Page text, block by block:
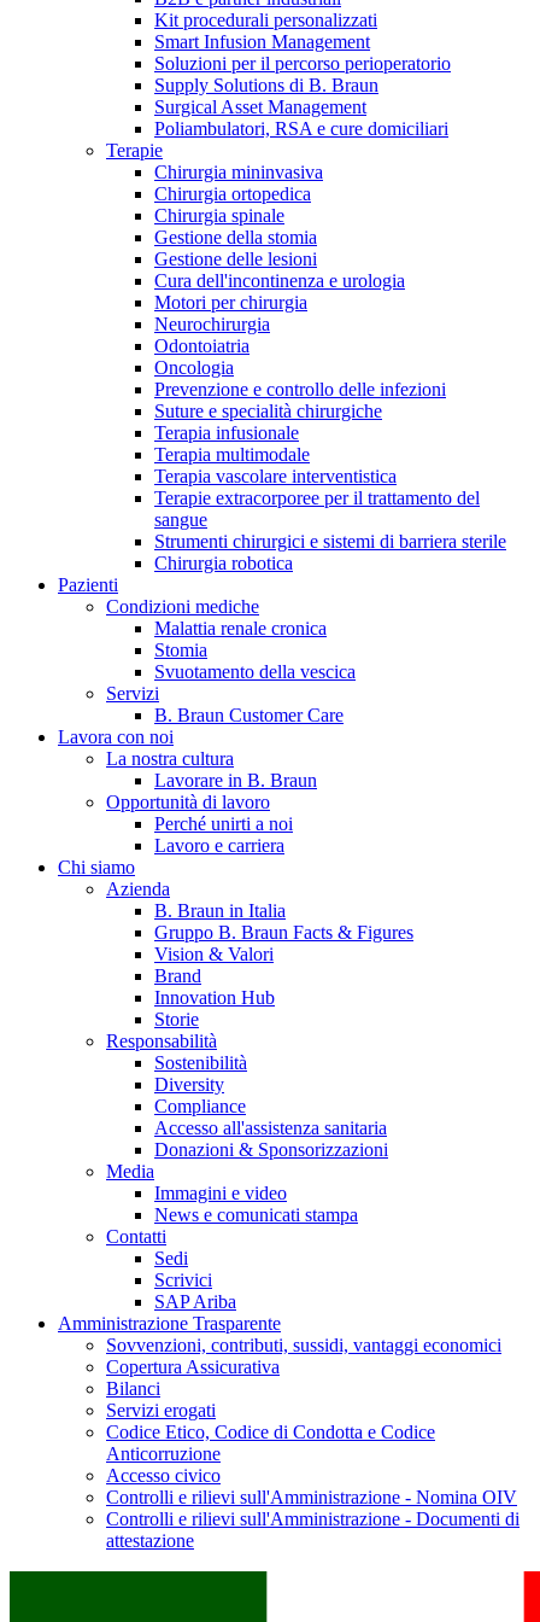
Catalogo prodotti
Trova il prodotto che stai cercando. Visita il catalogo B.
Braun con il nostro portfolio completo.
Hai domande o richieste? Scrivici per entrare subito in
contatto con un nostro referente.
B. Braun in Italia
Scopri chi siamo ed entra nel mondo di B. Braun in Italia: 4
sedi, 4 aziende, più di 700 dipendenti e un Centro di
Eccellenza a livello globale.
Kit procedurali personalizzati
Smart Infusion Management
Soluzioni per il percorso perioperatorio
Supply Solutions di B. Braun
Surgical Asset Management
Poliambulatori, RSA e cure domiciliari
Terapie
Chirurgia mininvasiva
Chirurgia ortopedica
Chirurgia spinale
Gestione della stomia
Gestione delle lesioni
Cura dell'incontinenza e urologia
Motori per chirurgia
Neurochirurgia
Odontoiatria
Oncologia
Prevenzione e controllo delle infezioni
Suture e specialità chirurgiche
Terapia infusionale
Terapia multimodale
Terapia vascolare interventistica
Terapie extracorporee per il trattamento del
sangue
Strumenti chirurgici e sistemi di barriera sterile
Chirurgia robotica
Pazienti
Condizioni mediche
Malattia renale cronica
Stomia
Svuotamento della vescica
Servizi
B. Braun Customer Care
Lavora con noi
La nostra cultura
Lavorare in B. Braun
Opportunità di lavoro
Perché unirti a noi
Lavoro e carriera
Chi siamo
Azienda
B. Braun in Italia
Gruppo B. Braun Facts & Figures
Vision & Valori
Brand
Innovation Hub
Storie
Responsabilità
Sostenibilità
Diversity
Compliance
Accesso all'assistenza sanitaria
Donazioni & Sponsorizzazioni
Media
Immagini e video
News e comunicati stampa
Contatti
Sedi
Scrivici
SAP Ariba
Amministrazione Trasparente
Sovvenzioni, contributi, sussidi, vantaggi economici
Copertura Assicurativa
Bilanci
Servizi erogati
Codice Etico, Codice di Condotta e Codice
Anticorruzione
Accesso civico
Controlli e rilievi sull'Amministrazione - Nomina OIV
Controlli e rilievi sull'Amministrazione - Documenti di
attestazione